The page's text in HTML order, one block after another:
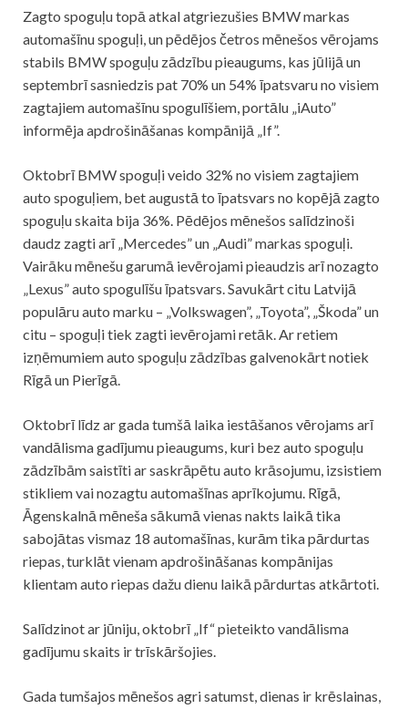
Zagto spoguļu topā atkal atgriezušies BMW markas
automašīnu spoguļi, un pēdējos četros mēnešos vērojams
stabils BMW spoguļu zādzību pieaugums, kas jūlijā un
septembrī sasniedzis pat 70% un 54% īpatsvaru no visiem
zagtajiem automašīnu spogulīšiem, portālu „iAuto”
informēja apdrošināšanas kompānijā „If”.
Oktobrī BMW spoguļi veido 32% no visiem zagtajiem
auto spoguļiem, bet augustā to īpatsvars no kopējā zagto
spoguļu skaita bija 36%. Pēdējos mēnešos salīdzinoši
daudz zagti arī „Mercedes” un „Audi” markas spoguļi.
Vairāku mēnešu garumā ievērojami pieaudzis arī nozagto
„Lexus” auto spogulīšu īpatsvars. Savukārt citu Latvijā
populāru auto marku – „Volkswagen”, „Toyota”, „Škoda” un
citu – spoguļi tiek zagti ievērojami retāk. Ar retiem
izņēmumiem auto spoguļu zādzības galvenokārt notiek
Rīgā un Pierīgā.
Oktobrī līdz ar gada tumšā laika iestāšanos vērojams arī
vandālisma gadījumu pieaugums, kuri bez auto spoguļu
zādzībām saistīti ar saskrāpētu auto krāsojumu, izsistiem
stikliem vai nozagtu automašīnas aprīkojumu. Rīgā,
Āgenskalnā mēneša sākumā vienas nakts laikā tika
sabojātas vismaz 18 automašīnas, kurām tika pārdurtas
riepas, turklāt vienam apdrošināšanas kompānijas
klientam auto riepas dažu dienu laikā pārdurtas atkārtoti.
Salīdzinot ar jūniju, oktobrī „If“ pieteikto vandālisma
gadījumu skaits ir trīskāršojies.
Gada tumšajos mēnešos agri satumst, dienas ir krēslainas,